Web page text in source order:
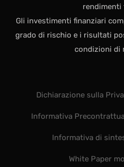
Gli investimenti finanziari
grado di rischio e i risultati
condizioni di
Dichiarazione sulla
Informativa
Informativa di
White Paper